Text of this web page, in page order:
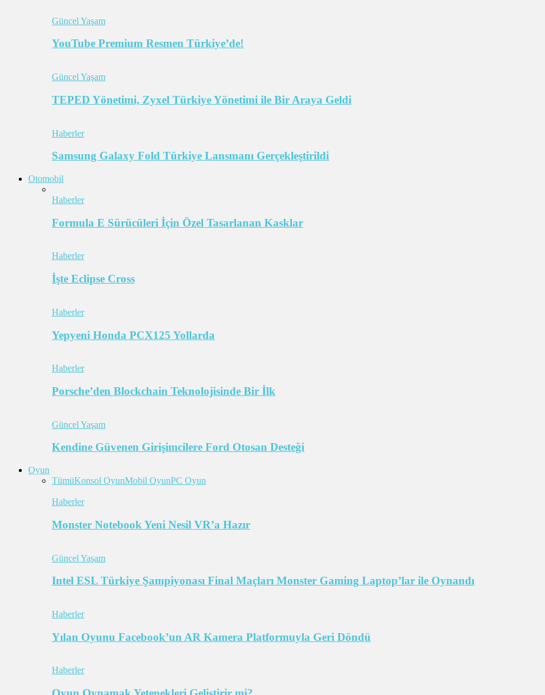
Güncel Yaşam
YouTube Premium Resmen Türkiye’de!
Güncel Yaşam
TEPED Yönetimi, Zyxel Türkiye Yönetimi ile Bir Araya Geldi
Haberler
Samsung Galaxy Fold Türkiye Lansmanı Gerçekleştirildi
Otomobil
Haberler
Formula E Sürücüleri İçin Özel Tasarlanan Kasklar
Haberler
İşte Eclipse Cross
Haberler
Yepyeni Honda PCX125 Yollarda
Haberler
Porsche’den Blockchain Teknolojisinde Bir İlk
Güncel Yaşam
Kendine Güvenen Girişimcilere Ford Otosan Desteği
Oyun
TümüKonsol OyunMobil OyunPC Oyun
Haberler
Monster Notebook Yeni Nesil VR’a Hazır
Güncel Yaşam
Intel ESL Türkiye Şampiyonası Final Maçları Monster Gaming Laptop’lar ile Oynandı
Haberler
Yılan Oyunu Facebook’un AR Kamera Platformuyla Geri Döndü
Haberler